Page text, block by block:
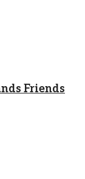
Friends